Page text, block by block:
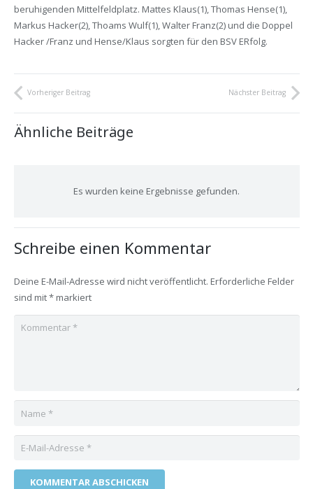
beruhigenden Mittelfeldplatz. Mattes Klaus(1), Thomas Hense(1),
Markus Hacker(2), Thoams Wulf(1), Walter Franz(2) und die Doppel
Hacker /Franz und Hense/Klaus sorgten für den BSV ERfolg.
Vorheriger Beitrag Nächster Beitrag
Ähnliche Beiträge
Es wurden keine Ergebnisse gefunden.
Schreibe einen Kommentar
Deine E-Mail-Adresse wird nicht veröffentlicht. Erforderliche Felder
sind mit*markiert
KOMMENTAR ABSCHICKEN